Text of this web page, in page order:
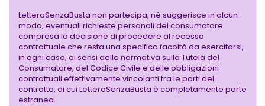
LetteraSenzaBusta non partecipa, nè suggerisce in alcun
modo, eventuali richieste personali del consumatore
compresa la decisione di procedere al recesso
contrattuale che resta una specifica facoltà da esercitarsi,
in ogni caso, ai sensi della normativa sulla Tutela del
Consumatore, del Codice Civile e delle obbligazioni
contrattuali effettivamente vincolanti tra le parti del
contratto, di cui LetteraSenzaBusta è completamente parte
estranea.